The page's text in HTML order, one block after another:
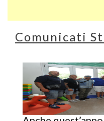
Comunicati